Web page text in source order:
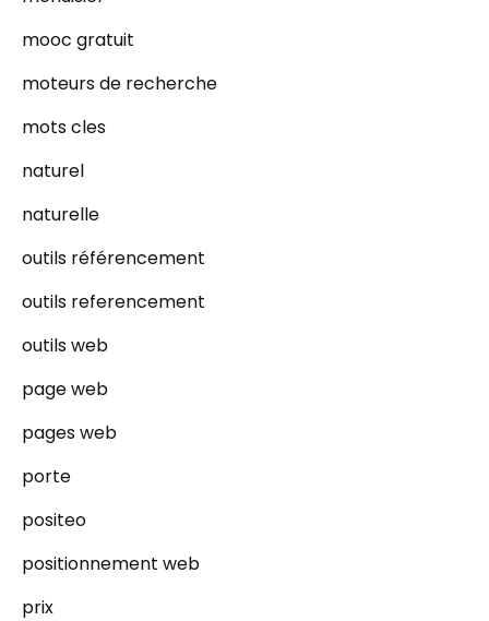
mooc gratuit
moteurs de recherche
mots cles
naturel
naturelle
outils référencement
outils referencement
outils web
page web
pages web
porte
positeo
positionnement web
prix